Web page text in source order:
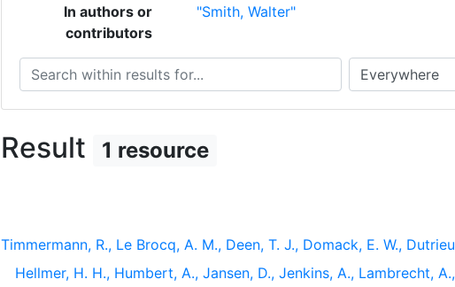
In authors or
contributors
"Smith, Walter"
Search within results for... Search in...
Result 1 resource
Timmermann, R., Le Brocq, A. M., Deen, T. J., Domack, E. W.,
Hellmer, H. H., Humbert, A., Jansen, D., Jenkins, A., Lambrecht,